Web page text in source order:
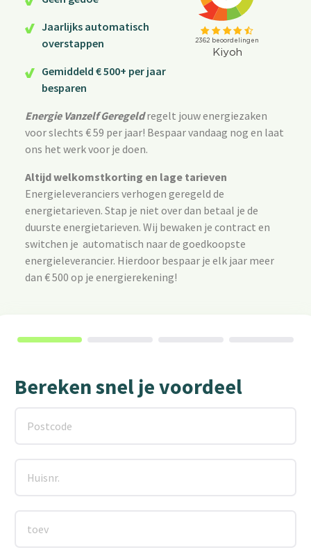
Jaarlijks automatisch
overstappen
Gemiddeld € 500+ per jaar
besparen
Energie Vanzelf Geregeldregelt jouw energiezaken
voor slechts € 59 per jaar! Bespaar vandaag nog en laat
ons het werk voor je doen.
Altijd welkomstkorting en lage tarieven
Energieleveranciers verhogen geregeld de
energietarieven. Stap je niet over dan betaal je de
duurste energietarieven. Wij bewaken je contract en
switchen je automatisch naar de goedkoopste
energieleverancier. Hierdoor bespaar je elk jaar meer
dan € 500 op je energierekening!
Bereken snel je voordeel